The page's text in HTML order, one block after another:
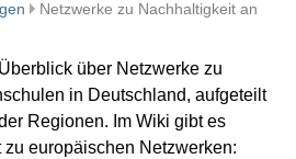
Netzwerke zu Nachhaltigkeit an
,Suche über Netzwerke zu
in Deutschland, aufgeteilt
Regionen. Im Wiki gibt es
europäischen Netzwerken: